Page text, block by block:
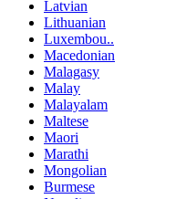
Latvian
Lithuanian
Luxembou..
Macedonian
Malagasy
Malay
Malayalam
Maltese
Maori
Marathi
Mongolian
Burmese